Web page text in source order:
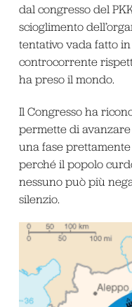
dal congresso del
scioglimento
tentativo vada fatto
controcorrente
ha preso il mondo.
Il Congresso ha
permette di
una fase
perché il popolo
nessuno può più
silenzio.